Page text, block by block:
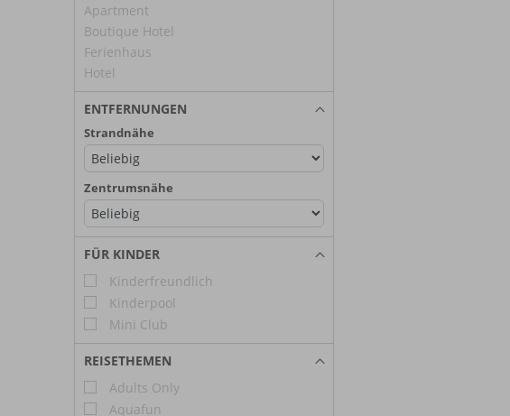
Apartment
Boutique Hotel
Ferienhaus
Hotel
ENTFERNUNGEN
Strandnähe
Zentrumsnähe
FÜR KINDER
Kinderfreundlich
Kinderpool
Mini Club
REISETHEMEN
Adults Only
Aquafun